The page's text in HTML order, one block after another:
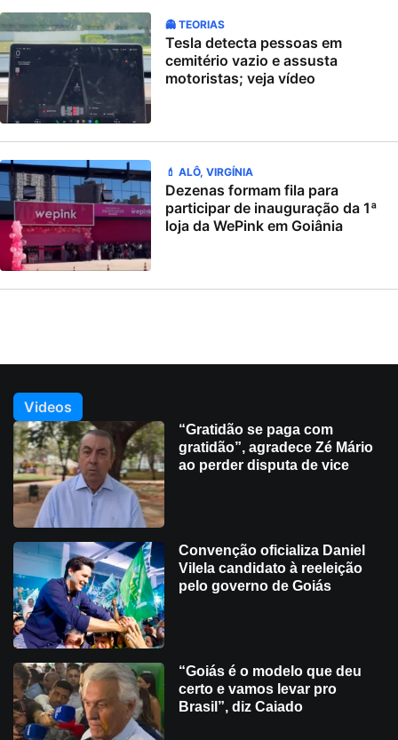
👻 TEORIAS
Tesla detecta pessoas em
cemitério vazio e assusta
motoristas; veja vídeo
💄 ALÔ, VIRGÍNIA
Dezenas formam fila para
participar de inauguração da 1ª
loja da WePink em Goiânia
Videos
“Gratidão se paga com
gratidão”, agradece Zé Mário
ao perder disputa de vice
Convenção oficializa Daniel
Vilela candidato à reeleição
pelo governo de Goiás
“Goiás é o modelo que deu
certo e vamos levar pro
Brasil”, diz Caiado